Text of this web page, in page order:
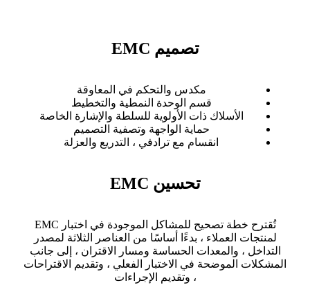
تصميم EMC
مكدس والتحكم في المعاوقة
قسم الوحدة النمطية والتخطيط
الأسلاك ذات الأولوية للسلطة والإشارة الخاصة
حماية الواجهة وتصفية التصميم
انقسام مع ترادفي ، التدريع والعزلة
تحسين EMC
تُقترح خطة تصحيح للمشاكل الموجودة في اختبار EMC
لمنتجات العملاء ، بدءًا أساسًا من العناصر الثلاثة لمصدر
التداخل ، والمعدات الحساسة ومسار الاقتران ، إلى جانب
المشكلات الموضحة في الاختبار الفعلي ، وتقديم الاقتراحات
، وتقديم الإجراءات